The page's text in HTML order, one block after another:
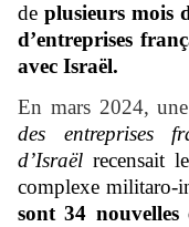
deplusieurs mois
d’entreprises
avec Israël.
En mars 2024,
des entreprises
d’Israël recensait
complexe militaro-
sont 34